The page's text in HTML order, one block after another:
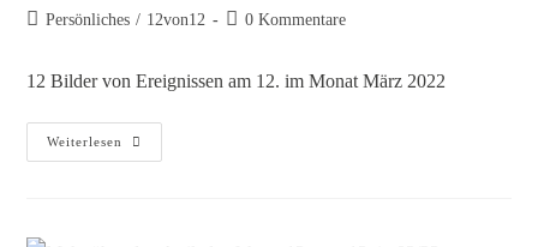
Persönliches / 12von12 0 Kommentare
12 Bilder von Ereignissen am 12. im Monat März 2022
Weiterlesen